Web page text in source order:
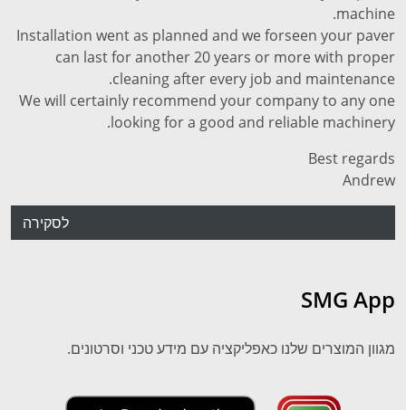
machine.
Installation went as planned and we forseen your paver
can last for another 20 years or more with proper
cleaning after every job and maintenance.
We will certainly recommend your company to any one
looking for a good and reliable machinery.
Best regards
Andrew
לסקירה
SMG App
מגוון המוצרים שלנו כאפליקציה עם מידע טכני וסרטונים.